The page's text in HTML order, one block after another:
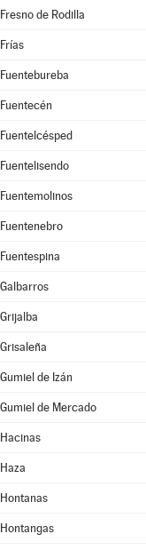
Fresno de Rodilla
Frías
Fuentebureba
Fuentecén
Fuentelcésped
Fuentelisendo
Fuentemolinos
Fuentenebro
Fuentespina
Galbarros
Grijalba
Grisaleña
Gumiel de Izán
Gumiel de Mercado
Hacinas
Haza
Hontanas
Hontangas